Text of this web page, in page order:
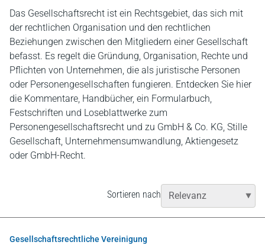
Das Gesellschaftsrecht ist ein Rechtsgebiet, das sich mit
der rechtlichen Organisation und den rechtlichen
Beziehungen zwischen den Mitgliedern einer Gesellschaft
befasst. Es regelt die Gründung, Organisation, Rechte und
Pflichten von Unternehmen, die als juristische Personen
oder Personengesellschaften fungieren. Entdecken Sie hier
die Kommentare, Handbücher, ein Formularbuch,
Festschriften und Loseblattwerke zum
Personengesellschaftsrecht und zu GmbH & Co. KG, Stille
Gesellschaft, Unternehmensumwandlung, Aktiengesetz
oder GmbH-Recht.
Sortieren nach
Gesellschaftsrechtliche Vereinigung